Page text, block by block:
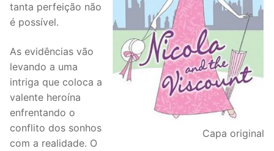
Capa original
tanta perfeição não
é possível.
As evidências vão
levando a uma
intriga que coloca a
valente heroína
enfrentando o
conflito dos sonhos
com a realidade. O